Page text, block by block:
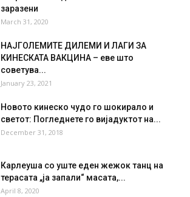
заразени
March 31, 2020
НАЈГОЛЕМИТЕ ДИЛЕМИ И ЛАГИ ЗА
КИНЕСКАТА ВАКЦИНА – еве што
советува...
January 23, 2021
Новото кинеско чудо го шокирало и
светот: Погледнете го вијадуктот на...
December 31, 2018
Карлеуша со уште еден жежок танц на
терасата „ја запали“ масата,...
April 8, 2020